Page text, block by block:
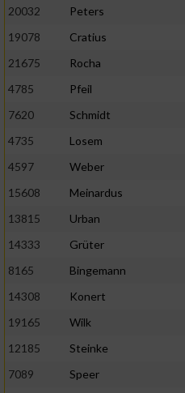
20032
Peters
19078
Cratius
21675
Rocha
4785
Pfeil
7620
Schmidt
4735
Losem
4597
Weber
15608
Meinardus
13815
Urban
14333
Grüter
8165
Bingemann
14308
Konert
19165
Wilk
12185
Steinke
7089
Speer